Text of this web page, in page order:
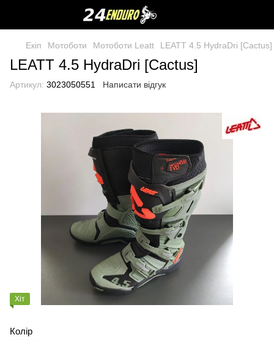
Екіп Мотоботи Мотоботи Leatt LEATT 4.5 HydraDri [Cactus]
LEATT 4.5 HydraDri [Cactus]
Артикул: 3023050551 Написати відгук
Хіт
Колір